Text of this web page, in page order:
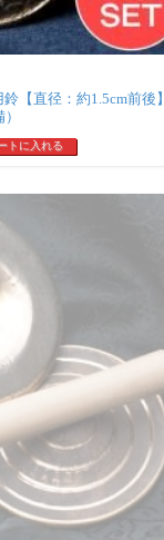
【直径：約1.5cm前後】
トに入れる